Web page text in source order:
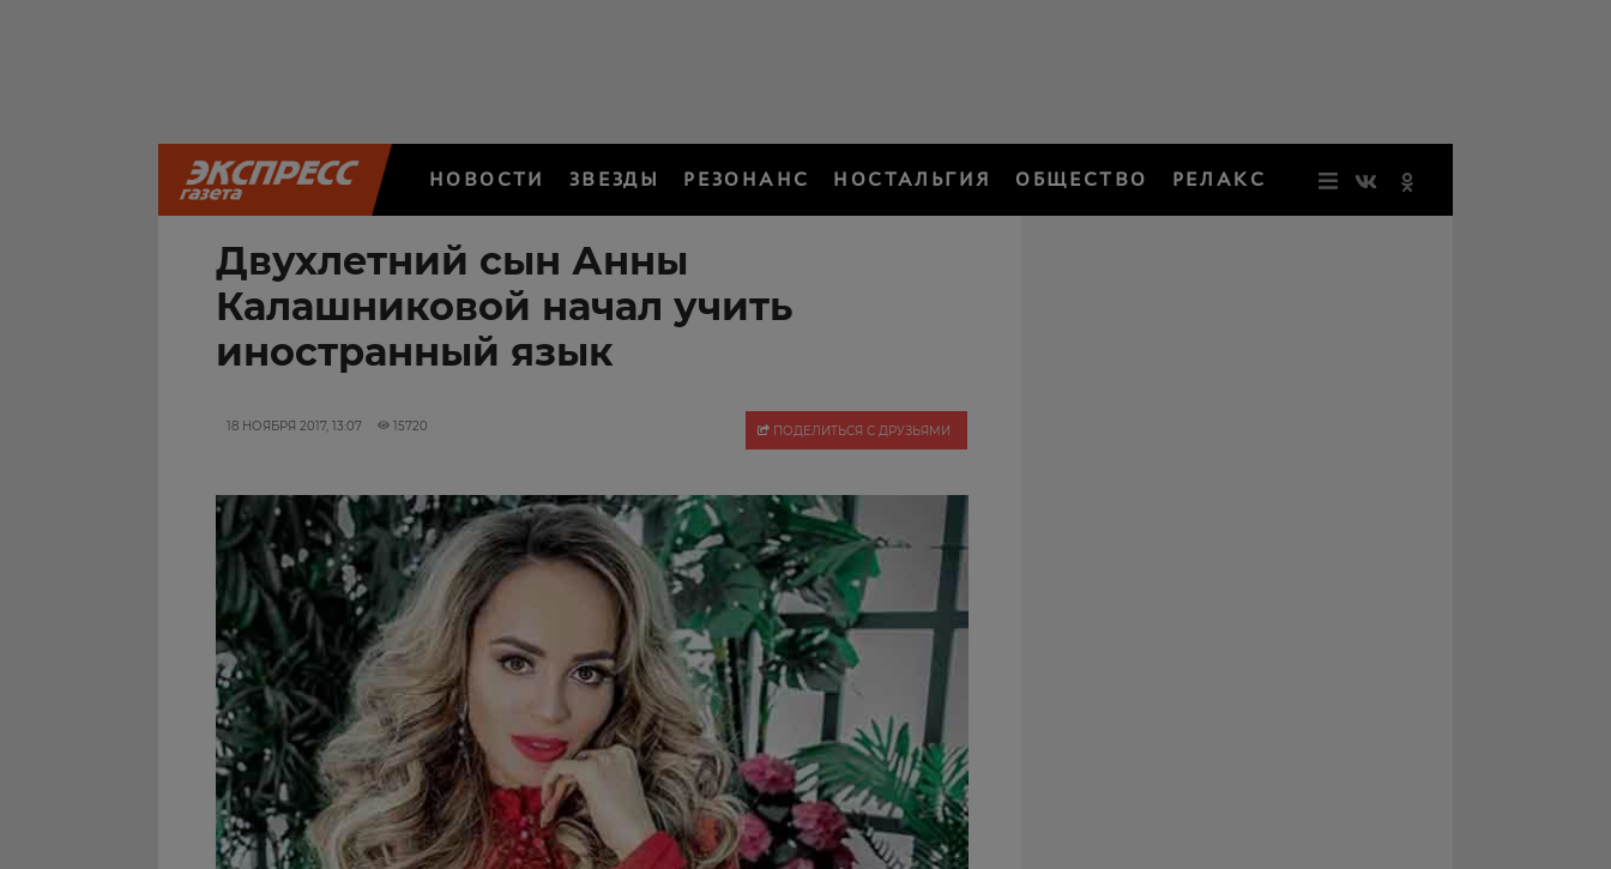
НОВОСТИ ЗВЕЗДЫ РЕЗОНАНС НОСТАЛЬГИЯ ОБЩЕСТВО РЕЛАКС
Двухлетний сын Анны
Калашниковой начал учить
иностранный язык
18 НОЯБРЯ 2017, 13:07 15720 ПОДЕЛИТЬСЯ С ДРУЗЬЯМИ